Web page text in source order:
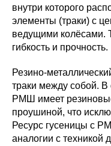
внутри которого
элементы (траки) с
ведущими колёсами.
гибкость и прочность.
Резино-
траки между собой. В
РМШ имеет
проушиной, что
Ресурс гусеницы с
аналогии с техникой